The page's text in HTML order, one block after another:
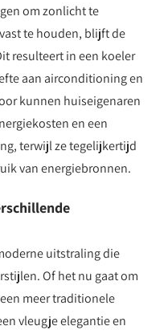
om zonlicht te
te houden, blijft de
resulteert in een koeler
aan airconditioning en
kunnen huiseigenaren
en een
terwijl ze tegelijkertijd
van energiebronnen.
uitstraling die
Of het nu gaat om
meer traditionele
vleugje elegantie en